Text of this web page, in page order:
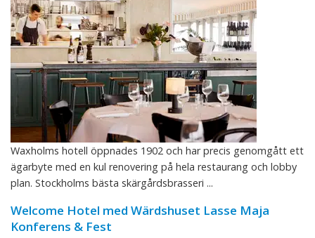
Waxholms hotell öppnades 1902 och har precis genomgått ett
ägarbyte med en kul renovering på hela restaurang och lobby
plan. Stockholms bästa skärgårdsbrasseri ...
Welcome Hotel med Wärdshuset Lasse Maja
Konferens & Fest